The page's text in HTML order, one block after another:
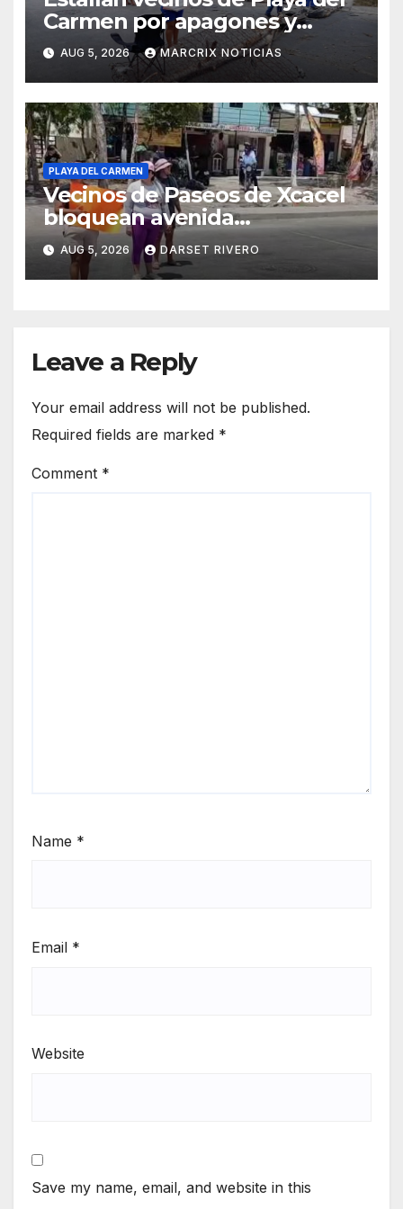
Carmen por apagones y
bloquean avenida
Constituyentes
AUG 5, 2026 MARCRIX NOTICIAS
PLAYA DEL CARMEN
Vecinos de Paseos de Xcacel
bloquean avenida
Constituyentes por
constantes apagones en
Playa del Carmen
AUG 5, 2026 DARSET RIVERO
Leave a Reply
Your email address will not be published.
Required fields are marked *
Comment *
Name *
Email *
Website
Save my name, email, and website in this